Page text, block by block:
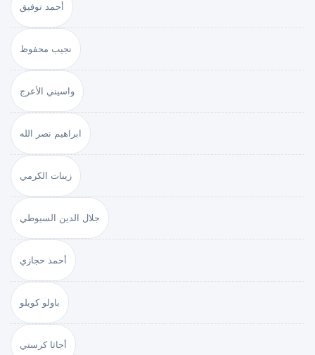
أحمد توفيق
نجيب محفوظ
واسيني الأعرج
ابراهيم نصر الله
زينات الكرمي
جلال الدين السيوطي
أحمد حجازي
باولو كويلو
أجاثا كرستي